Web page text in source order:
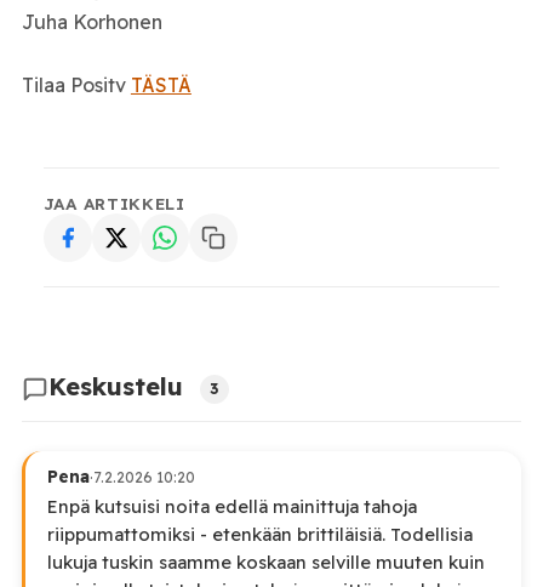
Juha Korhonen
Tilaa Positv TÄSTÄ
JAA ARTIKKELI
Keskustelu 3
Pena·7.2.2026 10:20
Enpä kutsuisi noita edellä mainittuja tahoja
riippumattomiksi - etenkään brittiläisiä. Todellisia
lukuja tuskin saamme koskaan selville muuten kuin